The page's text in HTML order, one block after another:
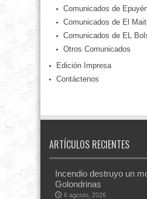
Comunicados de
Comunicados de El
Comunicados de EL
Otros Comunicados
Edición Impresa
Contáctenos
ARTÍCULOS RECIENTES
Incendio destruyo un
Golondrinas
6 agosto, 2026